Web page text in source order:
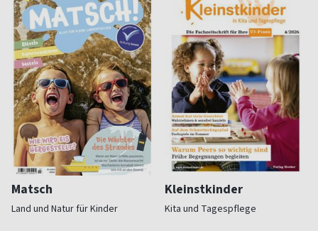
Matsch
Land und Natur für Kinder
Kleinstkinder
Kita und Tagespflege